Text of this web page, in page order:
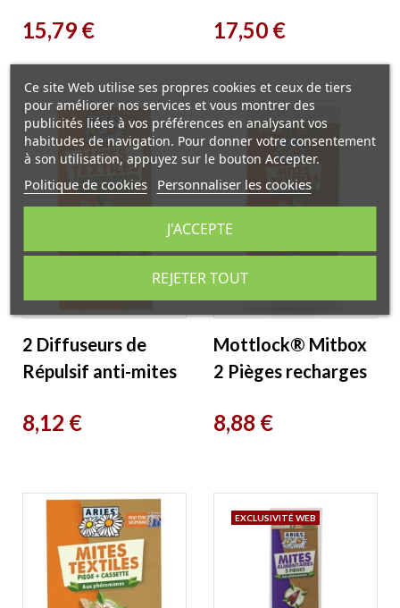
Ariès
Prix
15,79 € Prix
17,50 €
2 Diffuseurs de
Répulsif anti-mites
Prix
8,12 €
Mottlock® Mitbox
2 Pièges recharges
Aries
Prix
8,88 €
EXCLUSIVITÉ WEB
Ce site Web utilise ses propres cookies et ceux de tiers
pour améliorer nos services et vous montrer des
publicités liées à vos préférences en analysant vos
habitudes de navigation. Pour donner votre consentement
à son utilisation, appuyez sur le bouton Accepter.
Politique de cookies Personnaliser les cookies
REJETER TOUT
J'ACCEPTE